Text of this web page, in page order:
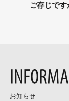
大切な愛車
お知らせ